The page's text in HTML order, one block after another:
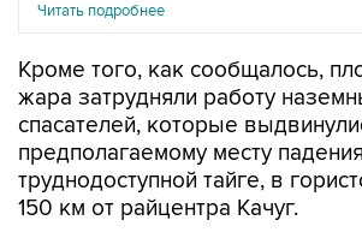
Читать подробнее
Кроме того, как сообщалось,
жара затрудняли работу
спасателей, которые
предполагаемому месту
труднодоступной тайге, в
150 км от райцентра Качуг.